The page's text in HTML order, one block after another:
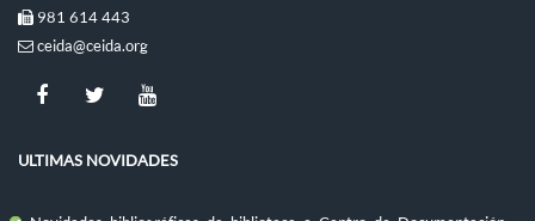
981 614 443
ceida@ceida.org
ULTIMAS NOVIDADES